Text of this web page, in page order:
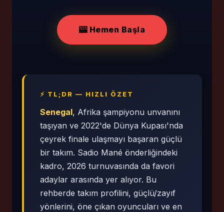
🎰 Hemen Başla
⚡ TL;DR — HIZLI ÖZET
Senegal, Afrika şampiyonu unvanını
taşıyan ve 2022'de Dünya Kupası'nda
çeyrek finale ulaşmayı başaran güçlü
bir takım. Sadio Mané önderliğindeki
kadro, 2026 turnuvasında da favori
adaylar arasında yer alıyor. Bu
rehberde takım profilini, güçlü/zayıf
yönlerini, öne çıkan oyuncuları ve en